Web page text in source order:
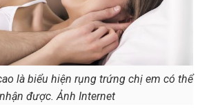
là biểu hiện rụng trứng chị em có thể
được. Ảnh Internet